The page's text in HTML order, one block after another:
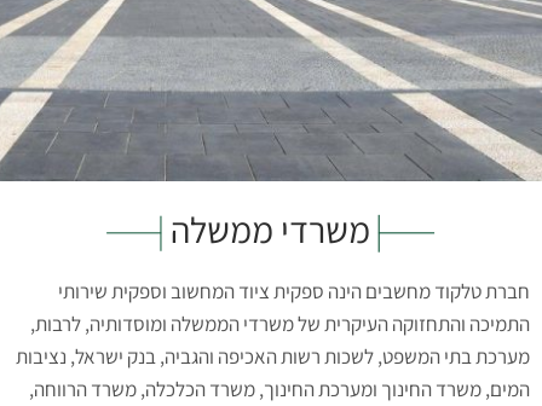
משרדי ממשלה
חברת טלקוד מחשבים הינה ספקית ציוד המחשוב וספקית שירותי
התמיכה והתחזוקה העיקרית של משרדי הממשלה ומוסדותיה, לרבות,
מערכת בתי המשפט, לשכות רשות האכיפה והגביה, בנק ישראל, נציבות
המים, משרד החינוך ומערכת החינוך, משרד הכלכלה, משרד הרווחה,